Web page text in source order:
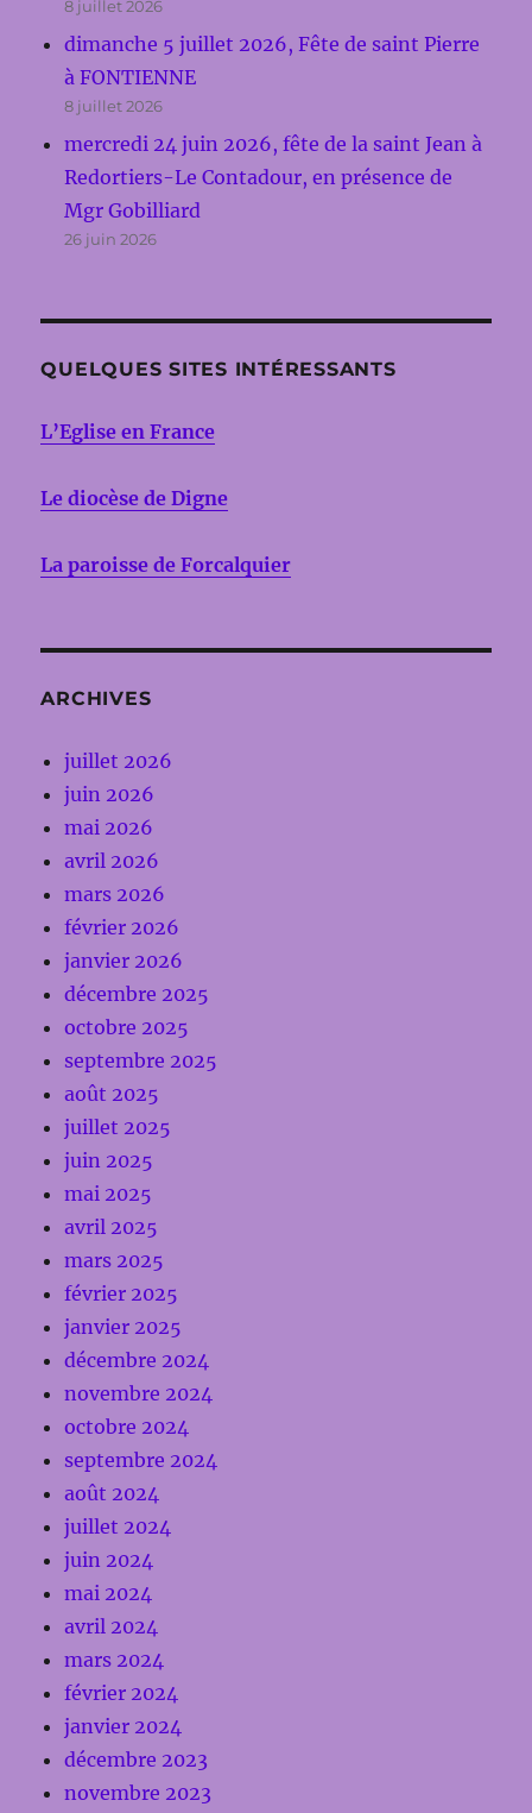
8 juillet 2026
dimanche 5 juillet 2026, Fête de saint Pierre
à FONTIENNE
8 juillet 2026
mercredi 24 juin 2026, fête de la saint Jean à
Redortiers-Le Contadour, en présence de
Mgr Gobilliard
26 juin 2026
QUELQUES SITES INTÉRESSANTS
L’Eglise en France
Le diocèse de Digne
La paroisse de Forcalquier
ARCHIVES
juillet 2026
juin 2026
mai 2026
avril 2026
mars 2026
février 2026
janvier 2026
décembre 2025
octobre 2025
septembre 2025
août 2025
juillet 2025
juin 2025
mai 2025
avril 2025
mars 2025
février 2025
janvier 2025
décembre 2024
novembre 2024
octobre 2024
septembre 2024
août 2024
juillet 2024
juin 2024
mai 2024
avril 2024
mars 2024
février 2024
janvier 2024
décembre 2023
novembre 2023